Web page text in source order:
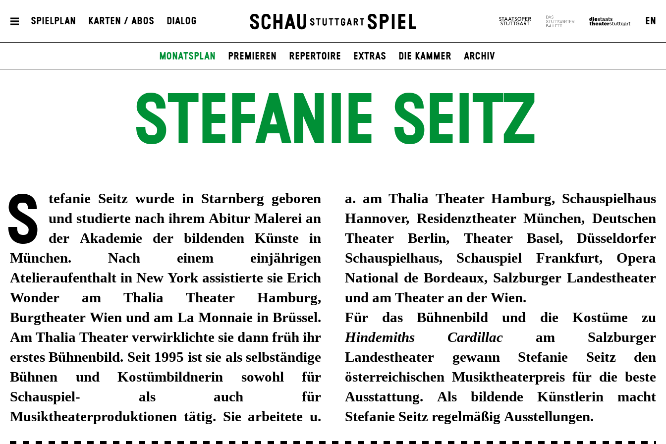
Spielplan Karten / Abos Dialog EN
Monatsplan Premieren Repertoire Extras Die Kammer Archiv
STEFANIE SEITZ
S
tefanie Seitz wurde in Starnberg geboren
und studierte nach ihrem Abitur Malerei an
der Akademie der bildenden Künste in
München. Nach einem einjährigen
Atelieraufenthalt in New York assistierte sie Erich
Wonder am Thalia Theater Hamburg,
Burgtheater Wien und am La Monnaie in Brüssel.
Am Thalia Theater verwirklichte sie dann früh ihr
erstes Bühnenbild. Seit 1995 ist sie als selbständige
Bühnen und Kostümbildnerin sowohl für
Schauspiel- als auch für
Musiktheaterproduktionen tätig. Sie arbeitete u.
a. am Thalia Theater Hamburg, Schauspielhaus
Hannover, Residenztheater München, Deutschen
Theater Berlin, Theater Basel, Düsseldorfer
Schauspielhaus, Schauspiel Frankfurt, Opera
National de Bordeaux, Salzburger Landestheater
und am Theater an der Wien.
Für das Bühnenbild und die Kostüme zu
Hindemiths Cardillac am Salzburger
Landestheater gewann Stefanie Seitz den
österreichischen Musiktheaterpreis für die beste
Ausstattung. Als bildende Künstlerin macht
Stefanie Seitz regelmäßig Ausstellungen.